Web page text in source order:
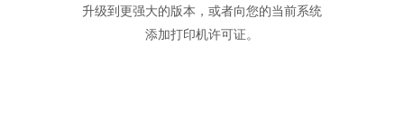
升级到更强大的版本，或者向您的当前系统
添加打印机许可证。